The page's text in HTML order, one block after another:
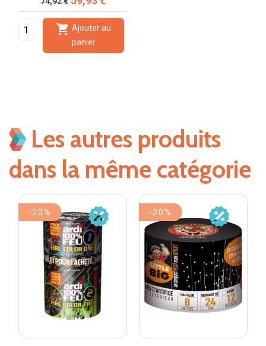
 Ajouter au
panier
Les autres produits
dans la même catégorie
-20% -20%